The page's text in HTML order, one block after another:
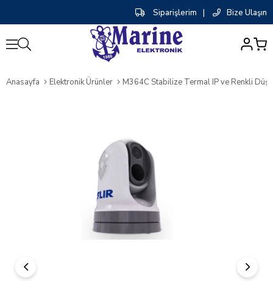
Siparişlerim | Bize Ulaşın
Anasayfa Elektronik Ürünler M364C Stabilize Termal IP ve Renkli